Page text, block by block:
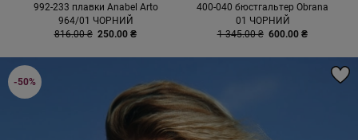
992-233 плавки Anabel Arto
964/01 ЧОРНИЙ
816.00 ₴ 250.00 ₴
400-040 бюстгальтер Obrana
01 ЧОРНИЙ
1 345.00 ₴ 600.00 ₴
-50%